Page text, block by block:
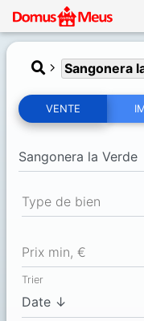
Sangonera
VENTE
Type de bien
Prix min, €
Trier